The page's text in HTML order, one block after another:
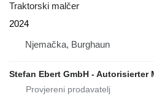
Traktorski malčer
2024
Njemačka, Burghaun